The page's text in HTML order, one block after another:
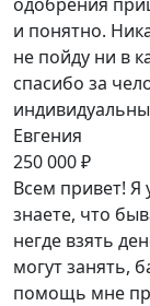
и понятно.
не пойду ни в
спасибо за
Евгения
250 000 ₽
Всем привет! Я
знаете, что
негде взять
могут занять,
помощь мне